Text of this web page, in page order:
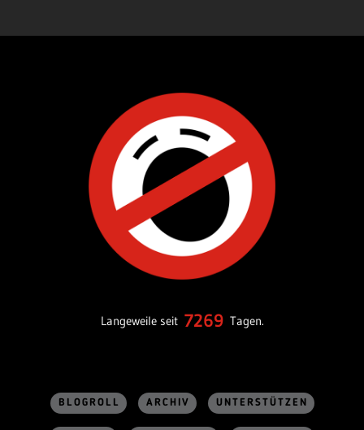
Langeweile seit 7269 Tagen.
BLOGROLL ARCHIV UNTERSTÜTZEN